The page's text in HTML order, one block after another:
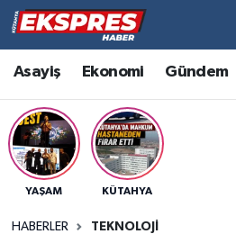
Asayiş Ekonomi Gündem
YAŞAM KÜTAHYA
HABERLER TEKNOLOJI
Altıntaş
Asayiş
Aslanapa
Hava Durumu
Trafik Durumu
Süper Lig Puan Durumu ve